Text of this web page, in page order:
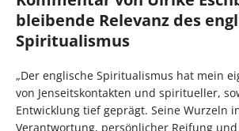
bleibende Relevanz des
Spiritualismus
„Der englische Spiritualismus hat mein
von Jenseitskontakten und spiritueller,
Entwicklung tief geprägt. Seine Wurzeln
Verantwortung, persönlicher Reifung